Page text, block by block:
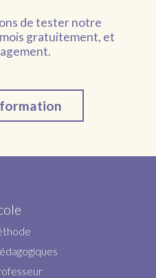
de tester notre
gratuitement, et